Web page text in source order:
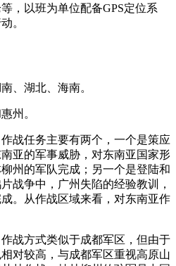
，以班为单位配备GPS定位系
。­
、湖北、海南。­
州。­
作战任务主要有两个，一个是策应
亚的军事威胁，对东南亚国家形
州的军队完成；另一个是登陆和
战争中，广州失陷的经验教训，
。从作战区域来看，对东南亚作
作战方式类似于成都军区，但由于
对较高，与成都军区重视高原山